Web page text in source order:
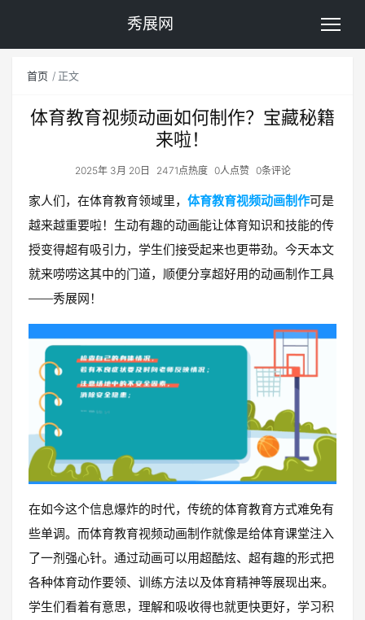
秀展网
首页 正文
体育教育视频动画如何制作？宝藏秘籍
来啦！
2025年 3月 20日 2471点热度 0人点赞 0条评论
家人们，在体育教育领域里， 体育教育视频动画制作可是
越来越重要啦！生动有趣的动画能让体育知识和技能的传
授变得超有吸引力，学生们接受起来也更带劲。今天本文
就来唠唠这其中的门道，顺便分享超好用的动画制作工具
——秀展网！
在如今这个信息爆炸的时代，传统的体育教育方式难免有
些单调。而体育教育视频动画制作就像是给体育课堂注入
了一剂强心针。通过动画可以用超酷炫、超有趣的形式把
各种体育动作要领、训练方法以及体育精神等展现出来。
学生们看着有意思，理解和吸收得也就更快更好，学习积